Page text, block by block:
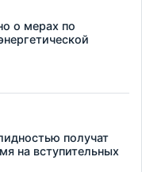
о мерах по
получат
на вступительных